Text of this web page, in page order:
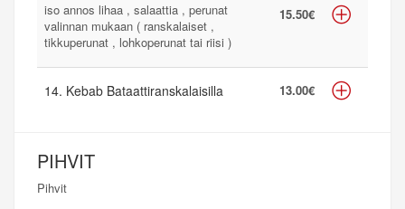
iso annos lihaa , salaattia , perunat
valinnan mukaan ( ranskalaiset ,
tikkuperunat , lohkoperunat tai riisi )
15.50€
14. Kebab Bataattiranskalaisilla 13.00€
PIHVIT
Pihvit